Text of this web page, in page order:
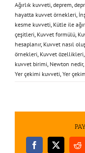
Ağırlık kuvveti deprem
hayatta kuvvet örnekleri
kesme kuvveti Kütle ile
çeşitleri Kuvvet formülü
hesaplanır, Kuvvet nasıl
örnekleri Kuvvet özellikleri
kuvvet birimi Newton nedir,
Yer çekimi kuvveti Yer
Facebook
X